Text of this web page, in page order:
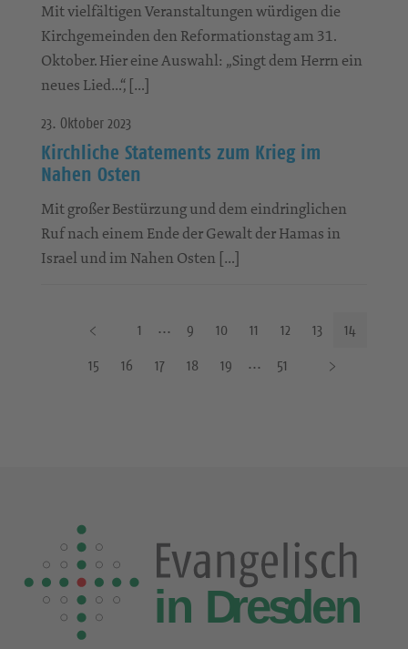
Mit vielfältigen Veranstaltungen würdigen die
Kirchgemeinden den Reformationstag am 31.
Oktober. Hier eine Auswahl: „Singt dem Herrn ein
neues Lied…“, […]
23. Oktober 2023
Kirchliche Statements zum Krieg im
Nahen Osten
Mit großer Bestürzung und dem eindringlichen
Ruf nach einem Ende der Gewalt der Hamas in
Israel und im Nahen Osten […]
r
S
e
i
t
1 9 10 11 12 13
14
15
16 17 18 19 51
N
e
t